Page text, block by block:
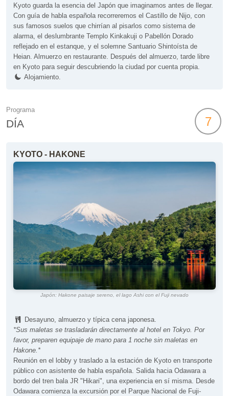
Kyoto guarda la esencia del Japón que imaginamos antes de llegar.
Con guía de habla española recorreremos el Castillo de Nijo, con
sus famosos suelos que chirrían al pisarlos como sistema de
alarma, el deslumbrante Templo Kinkakuji o Pabellón Dorado
reflejado en el estanque, y el solemne Santuario Shintoísta de
Heian. Almuerzo en restaurante. Después del almuerzo, tarde libre
en Kyoto para seguir descubriendo la ciudad por cuenta propia.
Alojamiento.
Programa
DÍA 7
KYOTO - HAKONE
Japón: Hakone paisaje sereno, el lago Ashi con el Fuji nevado
Desayuno, almuerzo y típica cena japonesa.
*Sus maletas se trasladarán directamente al hotel en Tokyo. Por
favor, preparen equipaje de mano para 1 noche sin maletas en
Hakone.*
Reunión en el lobby y traslado a la estación de Kyoto en transporte
público con asistente de habla española. Salida hacia Odawara a
bordo del tren bala JR "Hikari", una experiencia en sí misma. Desde
Odawara comienza la excursión por el Parque Nacional de Fuji-